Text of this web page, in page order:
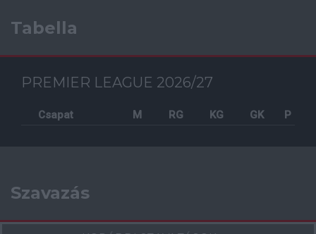
Tabella
PREMIER LEAGUE 2026/27
Csapat M RG KG GK P
Szavazás